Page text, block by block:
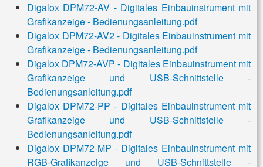
Digalox DPM72-AV - Digitales Einbauinstrument mit
Grafikanzeige - Bedienungsanleitung.pdf
Digalox DPM72-AV2 - Digitales Einbauinstrument mit
Grafikanzeige - Bedienungsanleitung.pdf
Digalox DPM72-AVP - Digitales Einbauinstrument mit
Grafikanzeige und USB-Schnittstelle -
Bedienungsanleitung.pdf
Digalox DPM72-PP - Digitales Einbauinstrument mit
Grafikanzeige und USB-Schnittstelle -
Bedienungsanleitung.pdf
Digalox DPM72-MP - Digitales Einbauinstrument mit
RGB-Grafikanzeige und USB-Schnittstelle -